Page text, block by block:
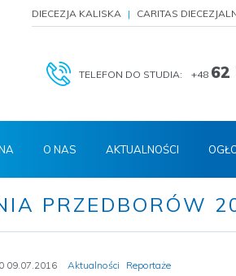
DIECEZJA KALISKA CARITAS
TELEFON DO STUDIA: +48 62
O NAS AKTUALNOŚCI
PRZEDBORÓW
09.07.2016 Aktualności Reportaże